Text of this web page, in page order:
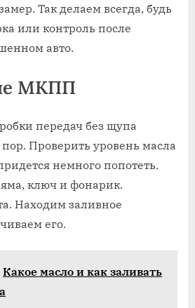
Так делаем всегда, будь
или контроль после
авто.
МКПП
передач без щупа
Проверить уровень масла
немного попотеть.
ключ и фонарик.
Находим заливное
его.
Какое масло и как заливать